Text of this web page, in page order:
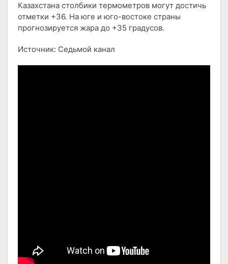
Казахстана столбики термометров могут достичь
отметки +36. На юге и юго-востоке страны
прогнозируется жара до +35 градусов.
Источник: Седьмой канал